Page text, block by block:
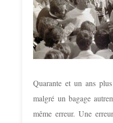
Quarante et un ans
malgré un bagage
même erreur. Une